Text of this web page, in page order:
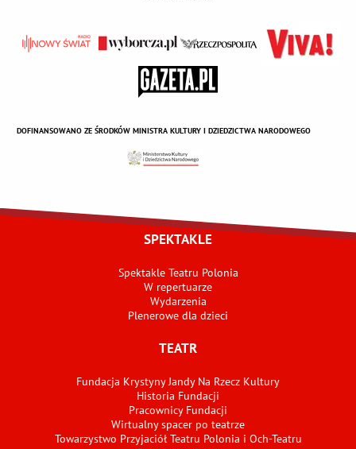
DOFINANSOWANO ZE ŚRODKÓW MINISTRA KULTURY I DZIEDZICTWA NARODOWEGO
SPEKTAKLE
Spektakle Teatru Polonia
W repertuarze
Wydarzenia
Plenerowe dla dzieci
TEATR
Fundacja Krystyny Jandy Na Rzecz Kultury
Historia Fundacji
Pracownicy Fundacji
Wirtualny spacer po teatrze
Towarzystwo Przyjaciół Teatru Polonia i Och-Teatru